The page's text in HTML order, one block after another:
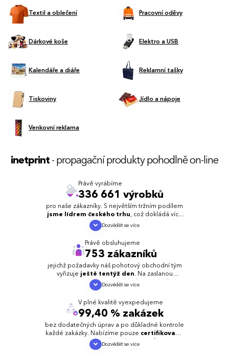
Textil a oblečení Pracovní oděvy
Dárkové koše Elektro a USB
Kalendáře a diáře Reklamní tašky
Tiskoviny Jídlo a nápoje
Venkovní reklama
inetprint - propagační produkty pohodlně on-line
Právě vyrábíme
336 661 výrobků
pro naše zákazníky. S největším tržním podílem
jsme lídrem českého trhu, což dokládá více
10 000 zakázek ročně
naším profesionálním týmem.
Vlastní výrobní kapacityv Libušíně u Kladna
nám umožňují pečlivě dohlížet nakvalitu
rychlostvýroby a zároveň udržovatatraktivní
cenuvýrobků.
Disponujeme všemi
reklamních předmětůi textilu.
Dozvědět se více
Právě obsluhujeme
753 zákazníků
jejichž požadavky náš pohotový obchodní tým
vyřizuje ještě tentýž den. Na zaslanou
poptávku připravíme přehlednou nabídku s
výraznými množstevními
1
pracovního dne.
Spolehlivěobsloužímemalé, střední i
korporátní firmy, což potvrzují pozitivní
referencenašich spokojených zákazníků.
Naše tradicepřes 20 let v oboru
Dozvědět se více
V plné kvalitě vyexpedujeme
99,40 % zakázek
bez dodatečných úprav a po důkladné kontrole
každé zakázky. Nabízíme pouze certifikované
a naše výroba splňuje certifikací
, která zaručuje konzistentní kvalitativní
Dozvědět se více